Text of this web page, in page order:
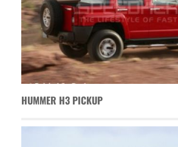
HUMMER H3 PICKUP